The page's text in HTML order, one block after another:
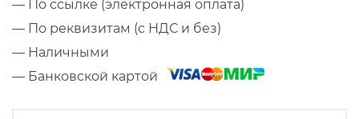
— По ссылке (электронная оплата)
— По реквизитам (с НДС и без)
— Наличными
— Банковской картой